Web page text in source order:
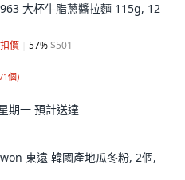
大杯牛脂蔥醬拉麵 115g, 12
價 57%$501
1個)
期一 預計送達
東遠 韓國產地瓜冬粉, 2個,